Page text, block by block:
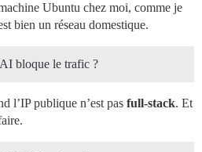
Ubuntu chez moi, comme je
bien un réseau domestique.
bloque le trafic ?
l’IP publique n’est pas full-stack. Et